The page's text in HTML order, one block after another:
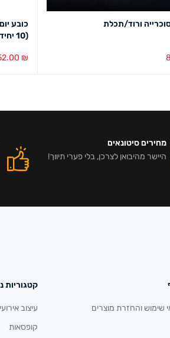
ורוד/תכלת
כובע
(10 יחידות במארז)
₪
מחירים סיטונאים
היישר מהיבואן לצרכן, בלי פערי תיווך!
שימוש והחזרת מוצרים
קטגוריות
עיצוב
קופסאות